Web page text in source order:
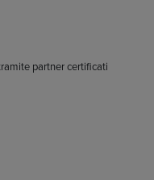
partner certificati